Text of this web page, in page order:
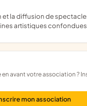
mon association
artistiques confondues